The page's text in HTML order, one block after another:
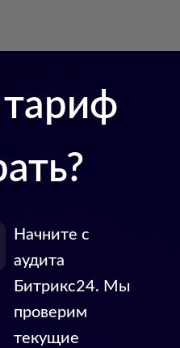
Начните с
аудита
Битрикс24. Мы
проверим
текущие